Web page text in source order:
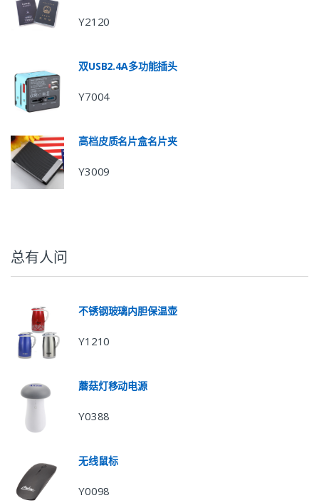
Y2120
双USB2.4A多功能插头
Y7004
高档皮质名片盒名片夹
Y3009
总有人问
不锈钢玻璃内胆保温壶
Y1210
蘑菇灯移动电源
Y0388
无线鼠标
Y0098